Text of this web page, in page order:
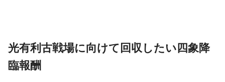
光有利古戦場に向けて回収したい四象降
臨報酬